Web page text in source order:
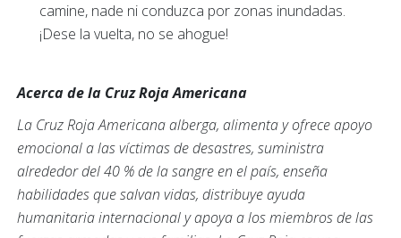
camine, nade ni conduzca por zonas inundadas.
¡Dese la vuelta, no se ahogue!
Acerca de la Cruz Roja Americana
La Cruz Roja Americana alberga, alimenta y ofrece apoyo
emocional a las víctimas de desastres, suministra
alrededor del 40 % de la sangre en el país, enseña
habilidades que salvan vidas, distribuye ayuda
humanitaria internacional y apoya a los miembros de las